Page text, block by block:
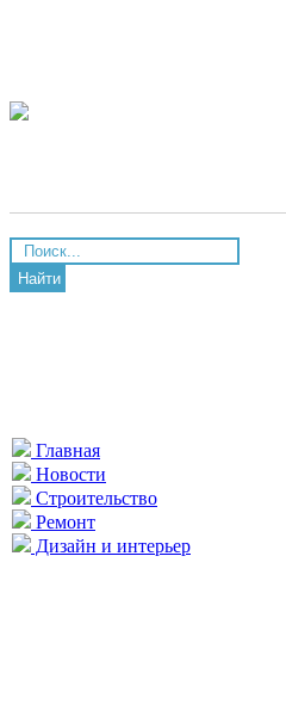
Найти
Главная
Новости
Строительство
Ремонт
Дизайн и интерьер